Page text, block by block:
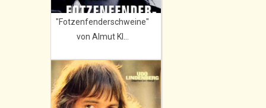
"Fotzenfenderschweine"
von Almut Kl...